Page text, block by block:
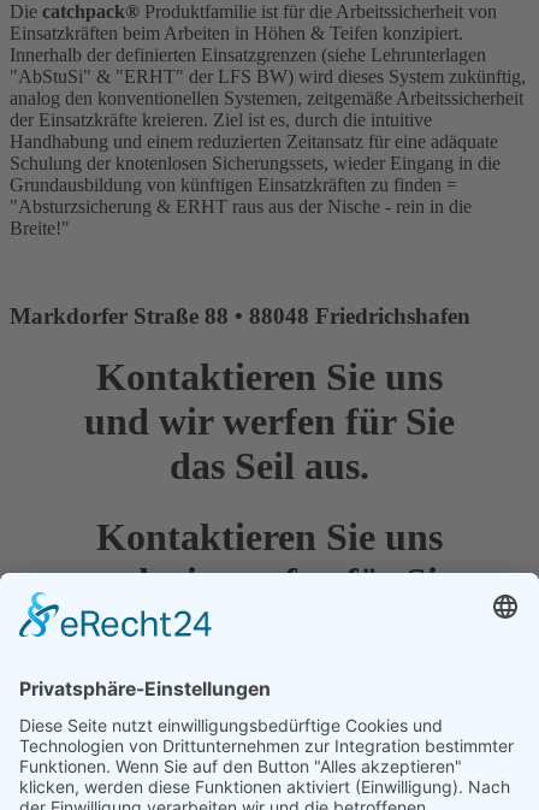
Die catchpack® Produktfamilie ist für die Arbeitssicherheit von
Einsatzkräften beim Arbeiten in Höhen & Teifen konzipiert.
Innerhalb der definierten Einsatzgrenzen (siehe Lehrunterlagen
"AbStuSi" & "ERHT" der LFS BW) wird dieses System zukünftig,
analog den konventionellen Systemen, zeitgemäße Arbeitssicherheit
der Einsatzkräfte kreieren. Ziel ist es, durch die intuitive
Handhabung und einem reduzierten Zeitansatz für eine adäquate
Schulung der knotenlosen Sicherungssets, wieder Eingang in die
Grundausbildung von künftigen Einsatzkräften zu finden =
"Absturzsicherung & ERHT raus aus der Nische - rein in die
Breite!"
Markdorfer Straße 88 • 88048 Friedrichshafen
Kontaktieren Sie uns
und wir werfen für Sie
das Seil aus.
Kontaktieren Sie uns
und wir werfen für Sie
das Seil aus.
Diese E-Mail-Adresse ist vor Spambots geschützt! Zur Anzeige
muss JavaScript eingeschaltet sein.
+49 (0) 7544 - 96791 20